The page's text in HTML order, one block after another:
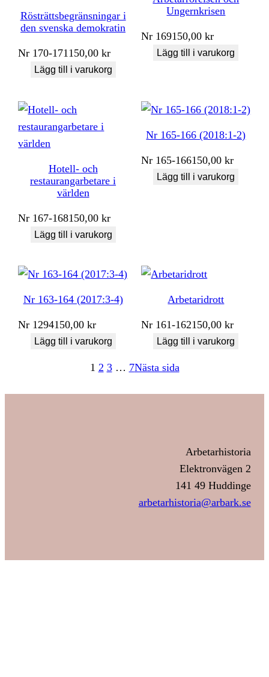
Rösträttsbegränsningar i
den svenska demokratin
Nr 170-171150,00kr
Lägg till i varukorg
Ungernkrisen
Nr 169150,00kr
Lägg till i varukorg
Hotell- och
restaurangarbetare i
världen
Nr 167-168150,00kr
Lägg till i varukorg
Nr 165-166 (2018:1-2)
Nr 165-166150,00kr
Lägg till i varukorg
Nr 163-164 (2017:3-4)
Nr 1294150,00kr
Lägg till i varukorg
Arbetaridrott
Nr 161-162150,00kr
Lägg till i varukorg
1 2 3 … 7Nästa sida
Arbetarhistoria
Elektronvägen 2
141 49 Huddinge
arbetarhistoria@arbark.se